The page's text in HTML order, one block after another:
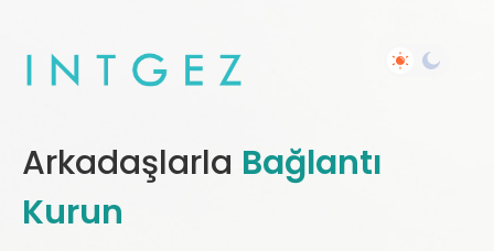
Arkadaşlarla Bağlantı
Kurun